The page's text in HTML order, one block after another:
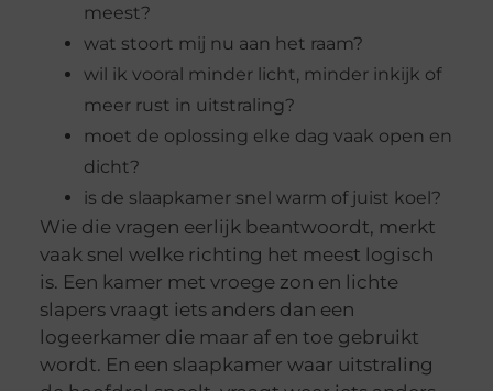
meest?
wat stoort mij nu aan het raam?
wil ik vooral minder licht, minder inkijk of
meer rust in uitstraling?
moet de oplossing elke dag vaak open en
dicht?
is de slaapkamer snel warm of juist koel?
Wie die vragen eerlijk beantwoordt, merkt
vaak snel welke richting het meest logisch
is. Een kamer met vroege zon en lichte
slapers vraagt iets anders dan een
logeerkamer die maar af en toe gebruikt
wordt. En een slaapkamer waar uitstraling